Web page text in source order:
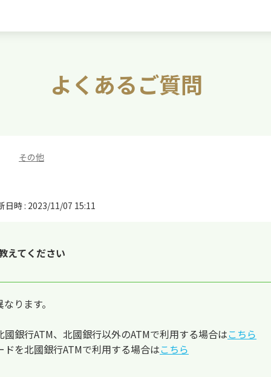
よくあるご質問
その他
日時 : 2023/11/07 15:11
えてください
ります。
銀行ATM、北國銀行以外のATMで利用する場合はこちら
を北國銀行ATMで利用する場合はこちら